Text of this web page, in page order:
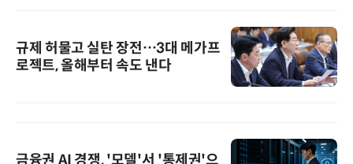
규제 허물고 실탄 장전…3대 메가프
로젝트, 올해부터 속도 낸다
금융권 AI 경쟁, '모델'서 '통제권'으